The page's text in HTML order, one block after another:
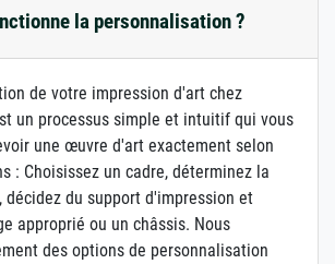
la personnalisation ?
de votre impression d'art chez
un processus simple et intuitif qui vous
une œuvre d'art exactement selon
: Choisissez un cadre, déterminez la
du support d'impression et
approprié ou un châssis. Nous
des options de personnalisation